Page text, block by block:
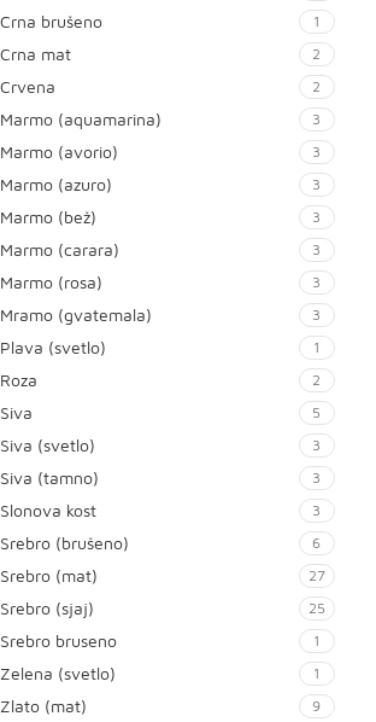
Crna brušeno 1
Crna mat 2
Crvena 2
Marmo (aquamarina) 3
Marmo (avorio) 3
Marmo (azuro) 3
Marmo (bež) 3
Marmo (carara) 3
Marmo (rosa) 3
Mramo (gvatemala) 3
Plava (svetlo) 1
Roza 2
Siva 5
Siva (svetlo) 3
Siva (tamno) 3
Slonova kost 3
Srebro (brušeno) 6
Srebro (mat) 27
Srebro (sjaj) 25
Srebro bruseno 1
Zelena (svetlo) 1
Zlato (mat) 9